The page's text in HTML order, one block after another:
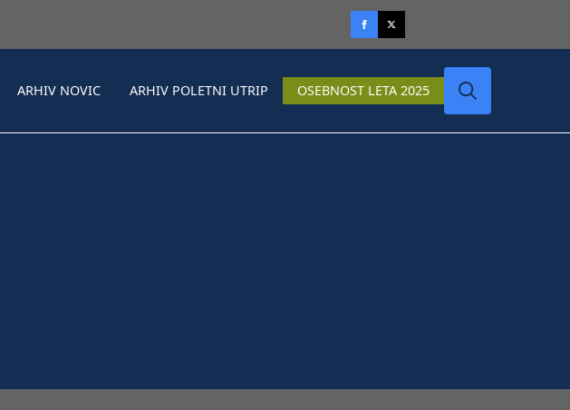
ARHIV NOVIC ARHIV POLETNI UTRIP OSEBNOST LETA 2025